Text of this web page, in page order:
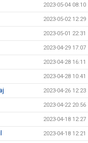
2023-05-04 08:10
2023-05-02 12:29
2023-05-01 22:31
2023-04-29 17:07
2023-04-28 16:11
2023-04-28 10:41
2023-04-26 12:23
2023-04-22 20:56
2023-04-18 12:27
2023-04-18 12:21